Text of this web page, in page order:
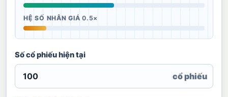
HỆ SỐ NHÂN GIÁ0.5×
Số cổ phiếu hiện tại
cổ phiếu